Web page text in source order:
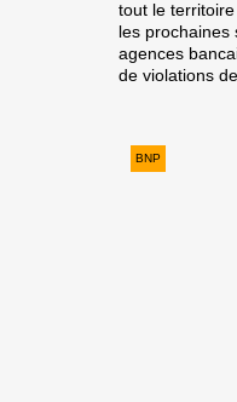
tout le
les prochaines
agences
de violations
BNP